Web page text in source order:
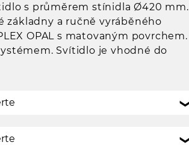
s průměrem stínidla Ø420 mm.
základny a ručně vyráběného
OPAL s matovaným povrchem.
Svítidlo je vhodné do